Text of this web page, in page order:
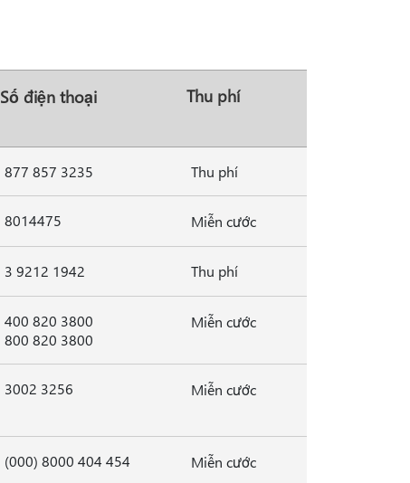
Số điện thoại Thu phí
877 857 3235 Thu phí
8014475 Miễn cước
3 9212 1942 Thu phí
400 820 3800
800 820 3800
Miễn cước
3002 3256 Miễn cước
(000) 8000 404 454 Miễn cước